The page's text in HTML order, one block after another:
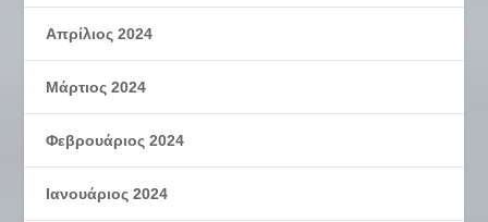
Απρίλιος 2024
Μάρτιος 2024
Φεβρουάριος 2024
Ιανουάριος 2024